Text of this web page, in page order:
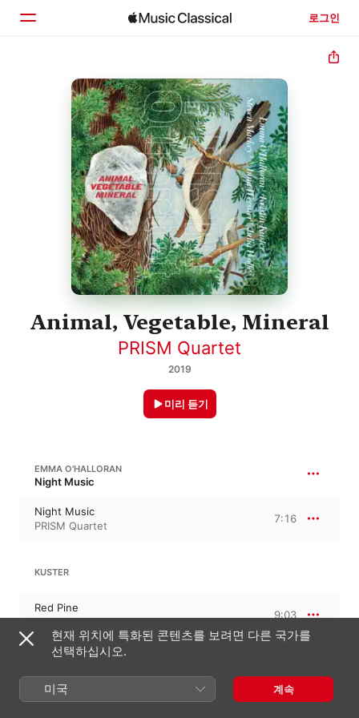
로그인
둘러보기
검색
Animal, Vegetable, Mineral
PRISM Quartet
2019
미리 듣기
EMMA O'HALLORAN
Night Music
Night Music
PRISM Quartet
7:16
KUSTER
Red Pine
PRISM Quartet
9:03
스티븐 맥키
동물, 채소, 광물
I. Jackass
현재 위치에 특화된 콘텐츠를 보려면 다른 국가를
선택하십시오.
미국 계속